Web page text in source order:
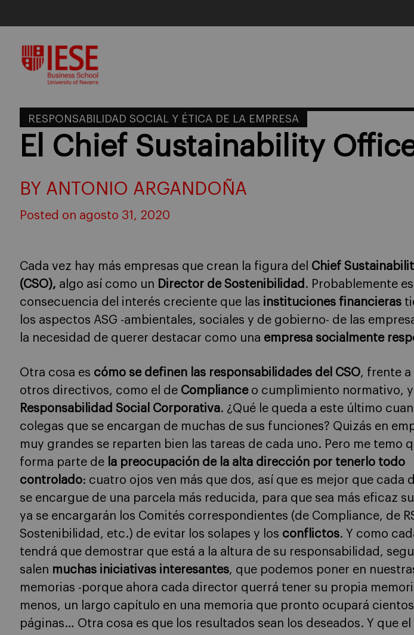
content
RESPONSABILIDAD SOCIAL Y ÉTICA DE LA EMPRESA
El Chief Sustainability
BY ANTONIO ARGANDOÑA
Posted on agosto 31, 2020
Cada vez hay más empresas que crean la figura del Chief
(CSO), algo así como un Director de Sostenibilidad . Probablemente
consecuencia del interés creciente que las instituciones financieras
los aspectos ASG -ambientales, sociales y de gobierno- de las
la necesidad de querer destacar como una empresa socialmente
Otra cosa es cómo se definen las responsabilidades del CSO, frente a
otros directivos, como el de Complianceo cumplimiento normativo, y
Responsabilidad Social Corporativa. ¿Qué le queda a este último
colegas que se encargan de muchas de sus funciones? Quizás en
muy grandes se reparten bien las tareas de cada uno. Pero me temo
forma parte de la preocupación de la alta dirección por tenerlo todo
controlado: cuatro ojos ven más que dos, así que es mejor que cada
se encargue de una parcela más reducida, para que sea más eficaz
ya se encargarán los Comités correspondientes (de Compliance, de
Sostenibilidad, etc.) de evitar los solapes y los conflictos. Y como
tendrá que demostrar que está a la altura de su responsabilidad,
salen muchas iniciativas interesantes, que podemos poner en
memorias -porque ahora cada director querrá tener su propia
menos, un largo capítulo en una memoria que pronto ocupará
páginas… Otra cosa es que los resultados sean los deseados. Y que el